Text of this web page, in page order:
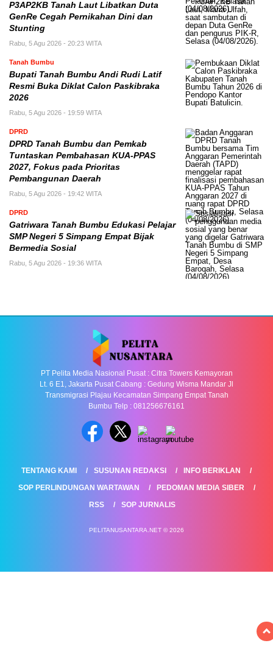
P3AP2KB Tanah Laut Libatkan Duta
GenRe Cegah Pernikahan Dini dan
Stunting
Rabu, 5 Agu 2026 - 20:23 WITA
Tanah Bumbu
Bupati Tanah Bumbu Andi Rudi Latif
Resmi Buka Diklat Calon Paskibraka
2026
Rabu, 5 Agu 2026 - 19:59 WITA
DPRD
DPRD Tanah Bumbu dan Pemkab
Tuntaskan Pembahasan KUA-PPAS
2027, Fokus pada Prioritas
Pembangunan Daerah
Rabu, 5 Agu 2026 - 19:42 WITA
DPRD
Gatriwara Tanah Bumbu Edukasi Pelajar
SMP Negeri 5 Simpang Empat Bijak
Bermedia Sosial
Rabu, 5 Agu 2026 - 19:36 WITA
PT Pelita Media Nasional Pusat : Citra Towers Kemayoran
Lt. 6 E1, Jakarta Pusat Cabang : Gedung Wisma Mandar Jl
Transmigrasi Plajau Kecamatan Simpang Empat Tanah
Bumbu Telp : 081256676161
TENTANG KAMI SUSUNAN REDAKSI
INFO BERIKLAN
SOP PERLINDUNGAN WARTAWAN
PEDOMAN MEDIA SIBER
RSS
SOP JURNALIS
PELITANUSANTARA.NET © 2026